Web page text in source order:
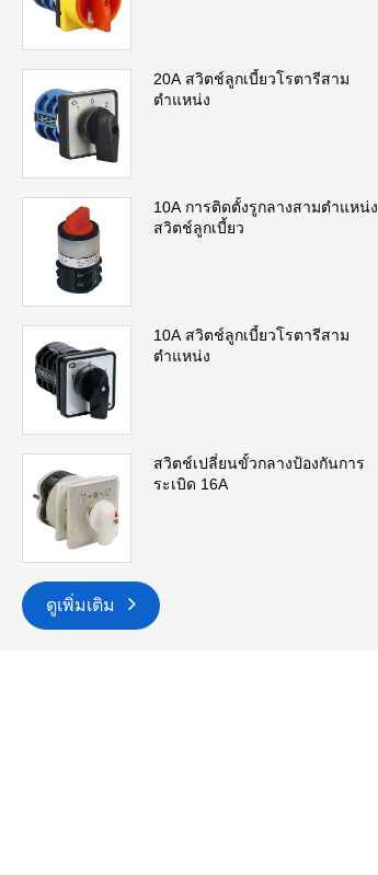
20A สวิตช์ลูกเบี้ยวโรตารีสาม
ตำแหน่ง
10A การติดตั้งรูกลางสามตำแหน่ง
สวิตช์ลูกเบี้ยว
10A สวิตช์ลูกเบี้ยวโรตารีสาม
ตำแหน่ง
สวิตช์เปลี่ยนขั้วกลางป้องกันการ
ระเบิด 16A
ดูเพิ่มเติม